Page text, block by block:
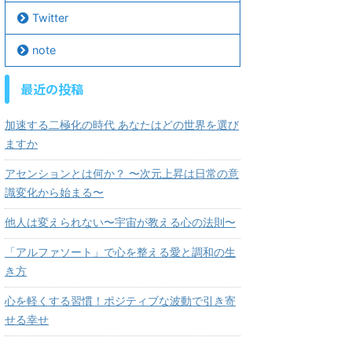
Twitter
note
最近の投稿
加速する二極化の時代 あなたはどの世界を選び
ますか
アセンションとは何か？ 〜次元上昇は日常の意
識変化から始まる〜
他人は変えられない〜宇宙が教える心の法則〜
「アルファソート」で心を整える愛と調和の生
き方
心を軽くする習慣！ポジティブな波動で引き寄
せる幸せ